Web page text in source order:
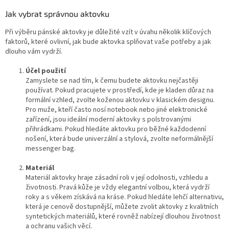
Jak vybrat správnou aktovku
Při výběru pánské aktovky je důležité vzít v úvahu několik klíčových
faktorů, které ovlivní, jak bude aktovka splňovat vaše potřeby a jak
dlouho vám vydrží.
Účel použití
Zamyslete se nad tím, k čemu budete aktovku nejčastěji
používat. Pokud pracujete v prostředí, kde je kladen důraz na
formální vzhled, zvolte koženou aktovku v klasickém designu.
Pro muže, kteří často nosí notebook nebo jiné elektronické
zařízení, jsou ideální moderní aktovky s polstrovanými
přihrádkami. Pokud hledáte aktovku pro běžné každodenní
nošení, která bude univerzální a stylová, zvolte neformálnější
messenger bag.
Materiál
Materiál aktovky hraje zásadní roli v její odolnosti, vzhledu a
životnosti. Pravá kůže je vždy elegantní volbou, která vydrží
roky a s věkem získává na kráse. Pokud hledáte lehčí alternativu,
která je cenově dostupnější, můžete zvolit aktovky z kvalitních
syntetických materiálů, které rovněž nabízejí dlouhou životnost
a ochranu vašich věcí.